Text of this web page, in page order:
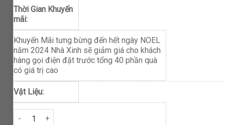
Thời Gian Khuyến
mãi:
Khuyến Mãi tưng bừng đến hết ngày NOEL
năm 2024 Nhà Xinh sẽ giảm giá cho khách
hàng gọi điện đặt trước tổng 40 phần quà
có giá trị cao
Vật Liệu: